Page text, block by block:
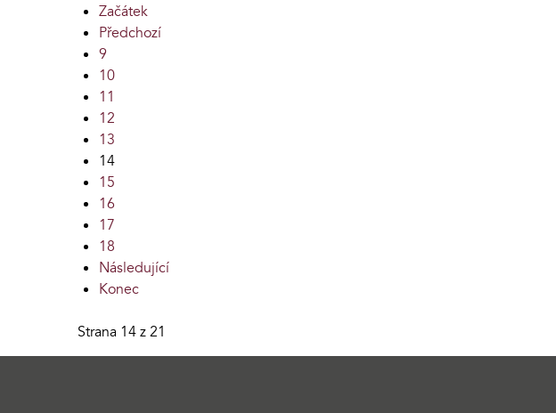
Začátek
Předchozí
9
10
11
12
13
14
15
16
17
18
Následující
Konec
Strana 14 z 21